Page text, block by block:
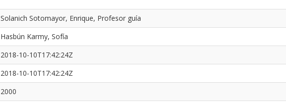
Solanich Sotomayor, Enrique, Profesor guía
Hasbún Karmy, Sofía
2018-10-10T17:42:24Z
2018-10-10T17:42:24Z
2000